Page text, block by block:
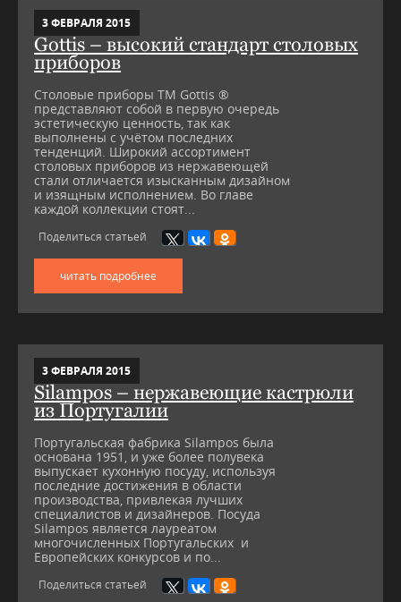
3 ФЕВРАЛЯ 2015
Gottis – высокий стандарт cтоловых
приборов
Столовые приборы ТМ Gottis ®
представляют собой в первую очередь
эстетическую ценность, так как
выполнены с учётом последних
тенденций. Широкий ассортимент
столовых приборов из нержавеющей
стали отличается изысканным дизайном
и изящным исполнением. Во главе
каждой коллекции стоят...
Поделиться статьей
читать подробнее
3 ФЕВРАЛЯ 2015
Silampos – нержавеющие кастрюли
из Португалии
Португальская фабрика Silampos была
основана 1951, и уже более полувека
выпускает кухонную посуду, используя
последние достижения в области
производства, привлекая лучших
специалистов и дизайнеров. Посуда
Silampos является лауреатом
многочисленных Португальских и
Европейских конкурсов и по...
Поделиться статьей